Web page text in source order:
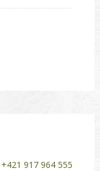
+421 917 964 555